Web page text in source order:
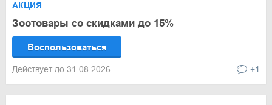
АКЦИЯ
Зоотовары со скидками до 15%
Воспользоваться
Действует до 31.08.2026 +1